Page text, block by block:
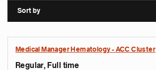
Sort by
Medical Manager Hematology - ACC Cluster
Regular, Full time